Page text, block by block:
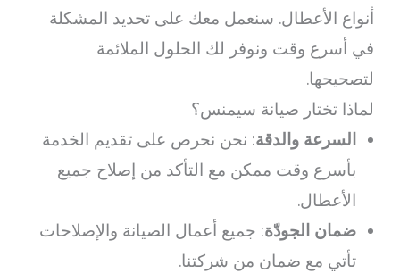
أنواع الأعطال. سنعمل معك على تحديد المشكلة
في أسرع وقت ونوفر لك الحلول الملائمة
لتصحيحها.
لماذا تختار صيانة سيمنس؟
السرعة والدقة: نحن نحرص على تقديم الخدمة
بأسرع وقت ممكن مع التأكد من إصلاح جميع
الأعطال.
ضمان الجودّة: جميع أعمال الصيانة والإصلاحات
تأتي مع ضمان من شركتنا.